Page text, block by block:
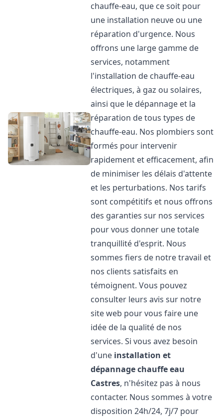
chauffe-eau, que ce soit pour
une installation neuve ou une
réparation d'urgence. Nous
offrons une large gamme de
services, notamment
l'installation de chauffe-eau
électriques, à gaz ou solaires,
ainsi que le dépannage et la
réparation de tous types de
chauffe-eau. Nos plombiers sont
formés pour intervenir
rapidement et efficacement, afin
de minimiser les délais d'attente
et les perturbations. Nos tarifs
sont compétitifs et nous offrons
des garanties sur nos services
pour vous donner une totale
tranquillité d'esprit. Nous
sommes fiers de notre travail et
nos clients satisfaits en
témoignent. Vous pouvez
consulter leurs avis sur notre
site web pour vous faire une
idée de la qualité de nos
services. Si vous avez besoin
d'une installation et
dépannage chauffe eau
Castres, n'hésitez pas à nous
contacter. Nous sommes à votre
disposition 24h/24, 7j/7 pour